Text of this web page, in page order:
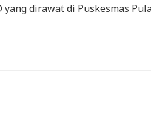
dirawat di Puskesmas